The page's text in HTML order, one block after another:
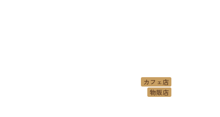
カフェ店
物販店